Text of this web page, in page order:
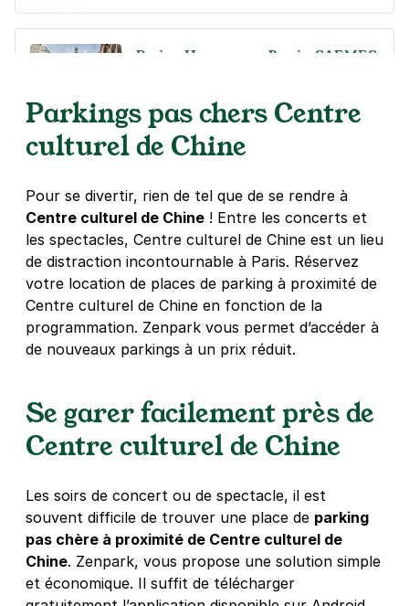
Paris - Haussmann Berri - SAEMES
4,6(209 avis)
5,40 €/heure,36,72 €/jour,165,24 €/semaine
Réserver
Parkings pas chers Centre
culturel de Chine
Pour se divertir, rien de tel que de se rendre à
Centre culturel de Chine ! Entre les concerts et
les spectacles, Centre culturel de Chine est un lieu
de distraction incontournable à Paris. Réservez
votre location de places de parking à proximité de
Centre culturel de Chine en fonction de la
programmation. Zenpark vous permet d’accéder à
de nouveaux parkings à un prix réduit.
Se garer facilement près de
Centre culturel de Chine
Les soirs de concert ou de spectacle, il est
souvent difficile de trouver une place de parking
pas chère à proximité de Centre culturel de
Chine. Zenpark, vous propose une solution simple
et économique. Il suffit de télécharger